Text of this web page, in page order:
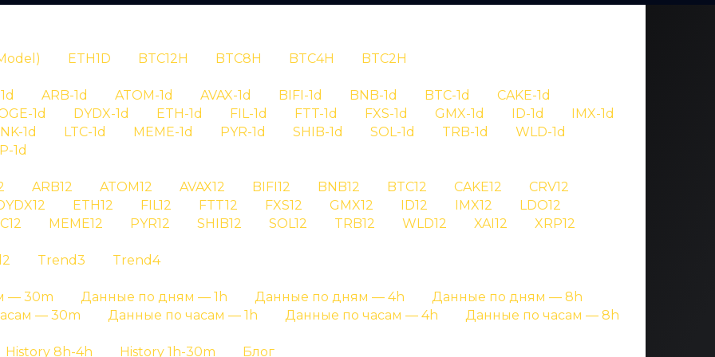
ETH1D BTC12H BTC8H BTC4H
BTC2H
ARB-1d ATOM-1d AVAX-1d BIFI-1d BNB-1d BTC-1d
CAKE-1d
1d DYDX-1d ETH-1d FIL-1d FTT-1d FXS-1d GMX-1d ID-1d
IMX-1d
1d LTC-1d MEME-1d PYR-1d SHIB-1d SOL-1d TRB-1d
WLD-1d
1d
ARB12 ATOM12 AVAX12 BIFI12 BNB12 BTC12 CAKE12
CRV12
ETH12 FIL12 FTT12 FXS12 GMX12 ID12 IMX12
LDO12
MEME12 PYR12 SHIB12 SOL12 TRB12 WLD12 XAI12
XRP12
Trend3
Trend4
— 30m
Данные по дням — 1h Данные по дням — 4h
Данные по дням — 8h
— 30m
Данные по часам — 1h Данные по часам — 4h
Данные по часам — 8h
History 8h-4h History 1h-30m Блог
сигналов wld
wld на графике результатов и на отдельных страницах с подробными данными
Главная страница» История сигналов